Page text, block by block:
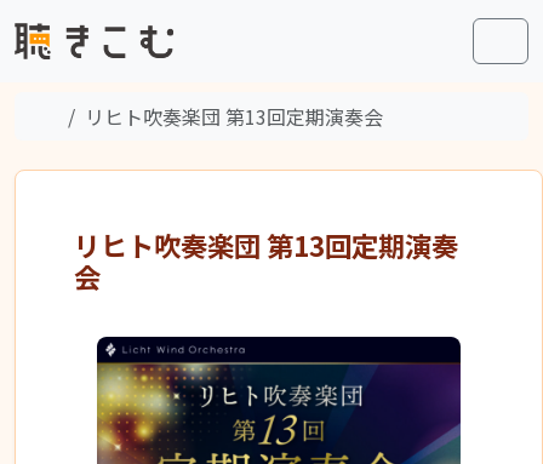
Homeリヒト吹奏楽団 第13回定期演奏会
リヒト吹奏楽団 第13回定期演奏
会